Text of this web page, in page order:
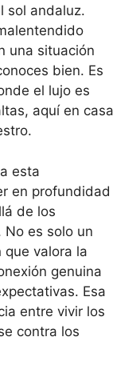
sol andaluz.
una situación
bien. Es
el lujo es
aquí en casa
esta
en profundidad
de los
es solo un
que valora la
genuina
Esa
entre vivir los
contra los